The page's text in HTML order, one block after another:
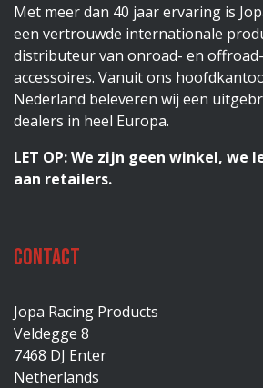
Met meer dan 40 jaar ervaring is
een vertrouwde internationale
distributeur van onroad- en
accessoires. Vanuit ons
Nederland beleveren wij een
dealers in heel Europa.
LET OP: We zijn geen winkel, we
aan retailers.
Contact
Jopa Racing Products
Veldegge 8
7468 DJ Enter
Netherlands